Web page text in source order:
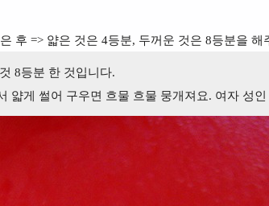
후 => 얇은 것은 4등분, 두꺼운 것은 8등분을 해
8등분 한 것입니다.
얇게 썰어 구우면 흐물 흐물 뭉개져요. 여자 성